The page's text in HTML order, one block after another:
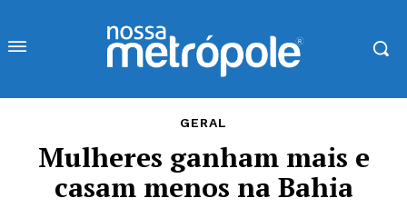
GERAL
Mulheres ganham mais e
casam menos na Bahia